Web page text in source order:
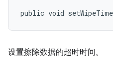
public void
设置擦除数据的超时时间。